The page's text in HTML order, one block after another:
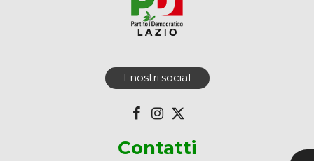
I nostri social
Contatti